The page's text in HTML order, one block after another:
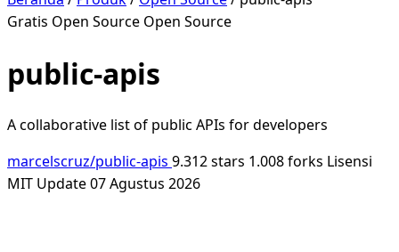
Gratis Open Source Open Source
public-apis
A collaborative list of public APIs for developers
marcelscruz/public-apis 9.312 stars 1.008 forks Lisensi
MIT Update 07 Agustus 2026